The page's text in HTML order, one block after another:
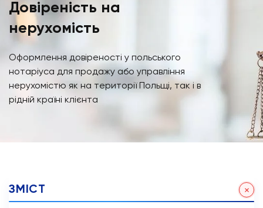
Довіреність на
нерухомість
Оформлення довіреності у польського
нотаріуса для продажу або управління
нерухомістю як на території Польщі, так і в
рідній країні клієнта
ЗМІСТ